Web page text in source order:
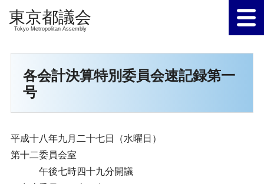
Tokyo Metropolitan Assembly
各会計決算特別委員会速記録第一
号
平成十八年九月二十七日（水曜日）
第十二委員会室
午後七時四十九分開議